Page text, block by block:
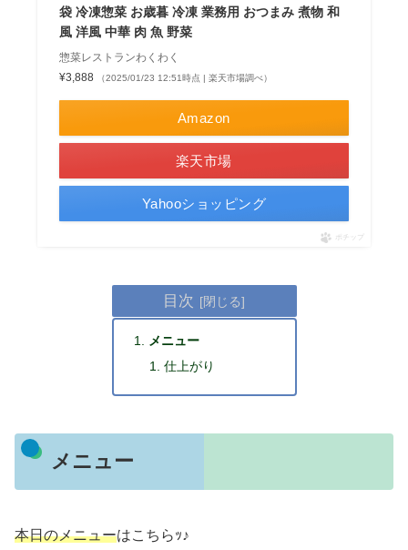
袋 冷凍惣菜 お歳暮 冷凍 業務用 おつまみ 煮物 和
風 洋風 中華 肉 魚 野菜
惣菜レストランわくわく
¥3,888
（2025/01/23 12:51時点 | 楽天市場調べ）
Amazon
楽天市場
Yahooショッピング
ポチップ
目次
メニュー
仕上がり
メニュー
本日のメニューはこちらｯ♪